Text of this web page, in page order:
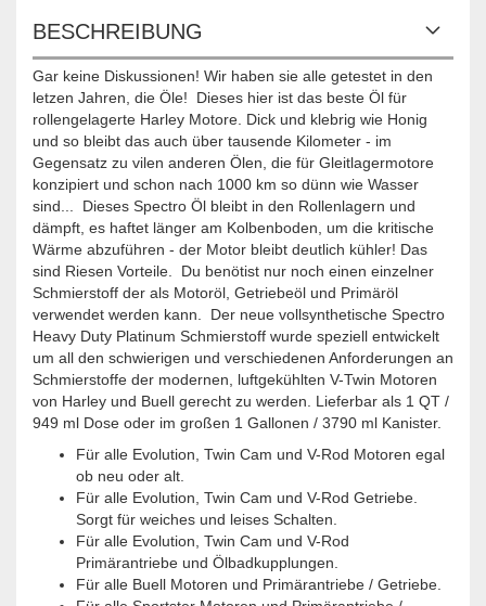
BESCHREIBUNG
Gar keine Diskussionen! Wir haben sie alle getestet in den
letzen Jahren, die Öle! Dieses hier ist das beste Öl für
rollengelagerte Harley Motore. Dick und klebrig wie Honig
und so bleibt das auch über tausende Kilometer - im
Gegensatz zu vilen anderen Ölen, die für Gleitlagermotore
konzipiert und schon nach 1000 km so dünn wie Wasser
sind... Dieses Spectro Öl bleibt in den Rollenlagern und
dämpft, es haftet länger am Kolbenboden, um die kritische
Wärme abzuführen - der Motor bleibt deutlich kühler! Das
sind Riesen Vorteile. Du benötist nur noch einen einzelner
Schmierstoff der als Motoröl, Getriebeöl und Primäröl
verwendet werden kann. Der neue vollsynthetische Spectro
Heavy Duty Platinum Schmierstoff wurde speziell entwickelt
um all den schwierigen und verschiedenen Anforderungen an
Schmierstoffe der modernen, luftgekühlten V-Twin Motoren
von Harley und Buell gerecht zu werden. Lieferbar als 1 QT /
949 ml Dose oder im großen 1 Gallonen / 3790 ml Kanister.
Für alle Evolution, Twin Cam und V-Rod Motoren egal
ob neu oder alt.
Für alle Evolution, Twin Cam und V-Rod Getriebe.
Sorgt für weiches und leises Schalten.
Für alle Evolution, Twin Cam und V-Rod
Primärantriebe und Ölbadkupplungen.
Für alle Buell Motoren und Primärantriebe / Getriebe.